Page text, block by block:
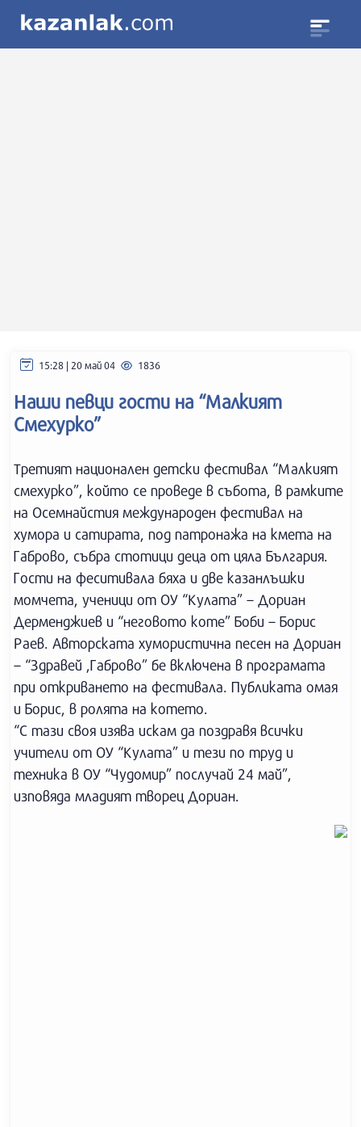
15:28 | 20 май 04 1836
Наши певци гости на “Малкият
Смехурко”
Третият национален детски фестивал “Малкият
смехурко”, който се проведе в събота, в рамките
на Осемнайстия международен фестивал на
хумора и сатирата, под патронажа на кмета на
Габрово, събра стотици деца от цяла България.
Гости на феситивала бяха и две казанлъшки
момчета, ученици от ОУ “Кулата” – Дориан
Дерменджиев и “неговото коте” Боби – Борис
Раев. Авторската хумористична песен на Дориан
– “Здравей ,Габрово” бе включена в програмата
при откриването на фестивала. Публиката омая
и Борис, в ролята на котето.
“С тази своя изява искам да поздравя всички
учители от ОУ “Кулата” и тези по труд и
техника в ОУ “Чудомир” послучай 24 май”,
изповяда младият творец Дориан.